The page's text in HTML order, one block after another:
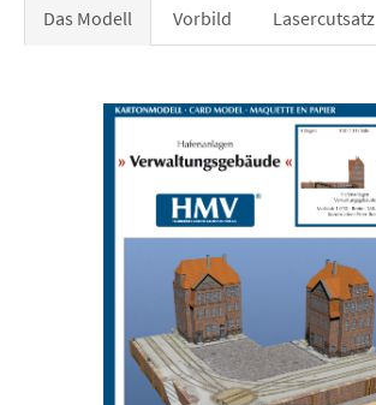
Das Modell Vorbild Lasercutsatz